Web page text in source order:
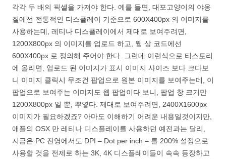
각각 두 배의 픽셀을 가져야 한다. 예를 들면, 대포고양이의 야옹
질에선 전통적인 디스플레이 기준으로 600X400px 의 이미지를
사용하는데, 레티나 디스플레이에서 제대로 보여주려면,
1200X800px 의 이미지를 업로드 하고, 웹 상 코드에선
600X400px 로 정의해 주어야 한다. 그런데 이런식으로 티스토리
에 올리면, 업로드 된 이미지가 표시 이미지 사이즈 보다 크다보
니 이미지 클릭시 무조건 팝업으로 원본 이미지를 보여주는데, 이
팝업으로 보여주는 이미지도 웹 팝업이다 보니, 팝업 창 크기만
1200X800px 일 뿐, 뿌옇다. 제대로 보여주려면, 2400X1600px
이미지가 필요하겠죠? 아마도 이해하기 어려운 내용일것이지만,
애플의 OSX 만 레티나 디스플레이를 사용하던 예전과는 달리,
지금은 PC 진영에서도 DPI – Dot per inch – 를 200% 설정으로
사용할 것을 전제로 하는 3K, 4K 디스플레이들이 속속 등장하고